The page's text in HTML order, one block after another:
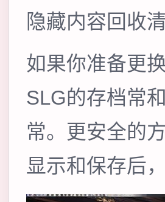
隐藏内容回收
如果你准备更
SLG的存档常
常。更安全的
显示和保存后